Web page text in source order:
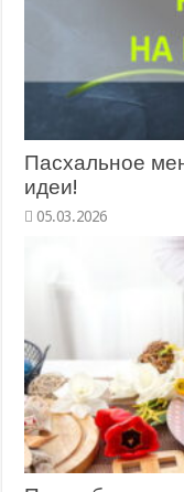
Пасхальное
идеи!
05.03.2026